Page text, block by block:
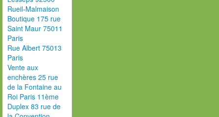
Rueil-Malmaison
Boutique 175 rue
Saint Maur 75011
Paris
Rue Albert 75013
Paris
Vente aux
enchères 25 rue
de la Fontaine au
Roi Paris 11ème
Duplex 83 rue de